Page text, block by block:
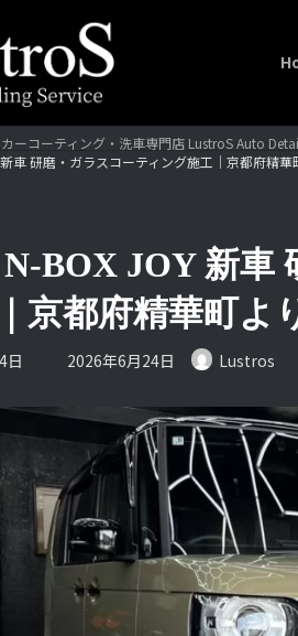
ーコーティング・洗車専門店 LustroS Auto
車 研磨・ガラスコーティング施工｜京都府精
BOX JOY 新車
京都府精華町よ
日
最
新
日
時
:
2026年6月24日 Lustros